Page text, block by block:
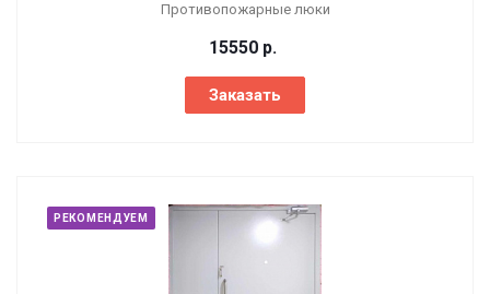
Противопожарные люки
15550 р.
Заказать
РЕКОМЕНДУЕМ